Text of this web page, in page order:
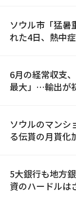
ソウル市「猛暑
れた4日、熱中
6月の経常収支
最大」…輸出が
ソウルのマンシ
る伝貰の月貰化
5大銀行も地方
資のハードルは